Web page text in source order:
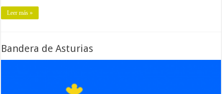
Leer más »
Bandera de Asturias